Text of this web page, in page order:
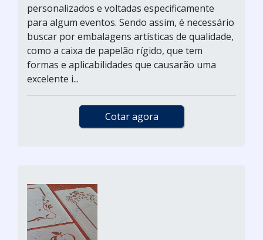
personalizados e voltadas especificamente
para algum eventos. Sendo assim, é necessário
buscar por embalagens artísticas de qualidade,
como a caixa de papelão rígido, que tem
formas e aplicabilidades que causarão uma
excelente i...
Cotar agora